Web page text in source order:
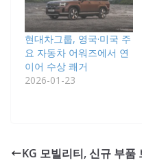
현대차그룹, 영국·미국 주
요 자동차 어워즈에서 연
이어 수상 쾌거
2026-01-23
KG 모빌리티, 신규 부품